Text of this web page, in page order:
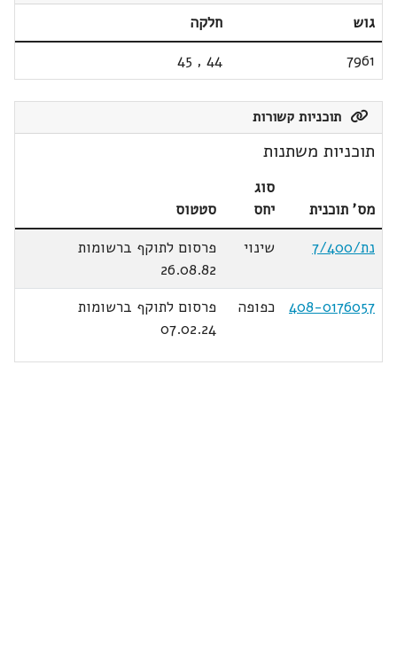
גוש
חלקה
7961
44
,
45
תוכניות קשורות
תוכניות משתנות
מס' תוכנית
סוג
יחס
סטטוס
נת/7/400
שינוי
פרסום לתוקף ברשומות
26.08.82
408-0176057
כפופה
פרסום לתוקף ברשומות
07.02.24